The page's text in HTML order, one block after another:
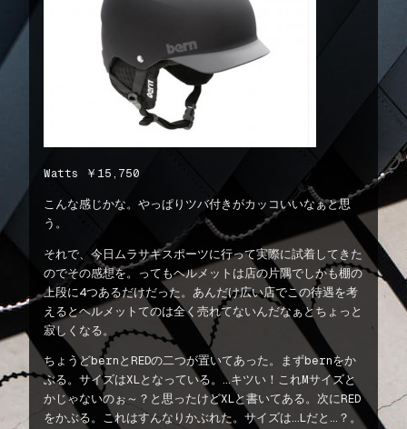
Watts ￥15,750
こんな感じかな。やっぱりツバ付きがカッコいいなぁと思
う。
それで、今日ムラサキスポーツに行って実際に試着してきた
のでその感想を。ってもヘルメットは店の片隅でしかも棚の
上段に4つあるだけだった。あんだけ広い店でこの待遇を考
えるとヘルメットてのは全く売れてないんだなぁとちょっと
寂しくなる。
ちょうどbernとREDの二つが置いてあった。まずbernをか
ぶる。サイズはXLとなっている。…キツい！これMサイズと
かじゃないのぉ～？と思ったけどXLと書いてある。次にRED
をかぶる。これはすんなりかぶれた。サイズは…Lだと…？。